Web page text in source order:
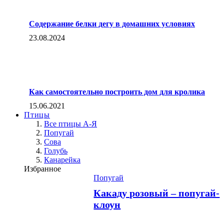
Содержание белки дегу в домашних условиях
23.08.2024
Как самостоятельно построить дом для кролика
15.06.2021
Птицы
Все птицы А-Я
Попугай
Сова
Голубь
Канарейка
Избранное
Попугай
Какаду розовый – попугай-
клоун